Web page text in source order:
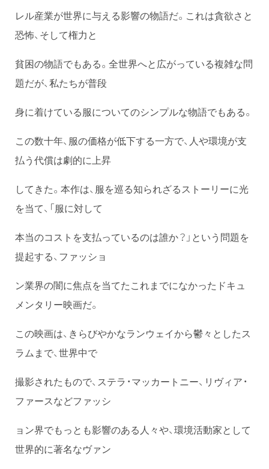
レル産業が世界に与える影響の物語だ。これは貪欲さと
恐怖、そして権力と
貧困の物語でもある。全世界へと広がっている複雑な問
題だが、私たちが普段
身に着けている服についてのシンプルな物語でもある。
この数十年、服の価格が低下する一方で、人や環境が支
払う代償は劇的に上昇
してきた。本作は、服を巡る知られざるストーリーに光
を当て、「服に対して
本当のコストを支払っているのは誰か？」という問題を
提起する、ファッショ
ン業界の闇に焦点を当てたこれまでになかったドキュ
メンタリー映画だ。
この映画は、きらびやかなランウェイから鬱々としたス
ラムまで、世界中で
撮影されたもので、ステラ・マッカートニー、リヴィア・
ファースなどファッシ
ョン界でもっとも影響のある人々や、環境活動家として
世界的に著名なヴァン